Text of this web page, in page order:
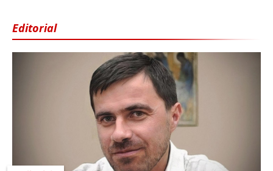
Editorial